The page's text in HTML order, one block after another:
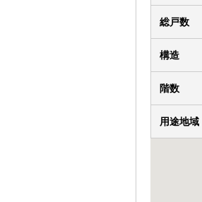
総戸数
構造
階数
用途地域